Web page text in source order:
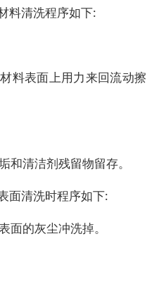
料清洗程序如下:
料表面上用力来回流动擦
清洁剂残留物留存。
面清洗时程序如下:
面的灰尘冲洗掉。